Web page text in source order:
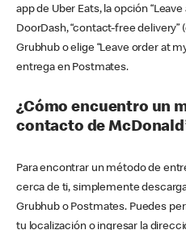
app de Uber Eats, la opción
DoorDash, “contact-free
Grubhub o elige “Leave order at
entrega en Postmates.
¿Cómo encuentro un
contacto de
Para encontrar un método de
cerca de ti, simplemente
Grubhub o Postmates. Puedes
tu localización o ingresar la